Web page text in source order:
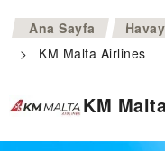
Ana Sayfa
>
KM Malta Airlines
KM